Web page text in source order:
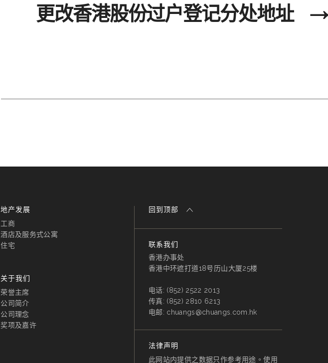
→
更改香港股份过户登记分处地址
地产发展
工商
酒店及服务式公寓
住宅
关于我们
荣誉主席
公司简介
公司理念
奖项及嘉许
回到顶部
联系我们
香港办事处
香港中环遮打道18号历山大厦25楼
电话: (852) 2522 2013
传真: (852) 2810 6213
电邮: chuangs@chuangs.com.hk
法律声明
此网站内提供之数据只作参考用途。使用